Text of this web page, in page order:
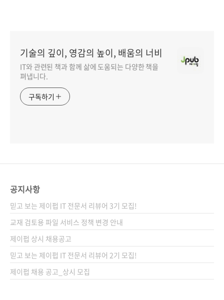
기술의 깊이, 영감의 높이, 배움의 너비
IT와 관련된 책과 함께 삶에 도움되는 다양한 책을
펴냅니다.
구독하기
공지사항
믿고 보는 제이펍 IT 전문서 리뷰어 3기 모집!
교재 검토용 파일 서비스 정책 변경 안내
제이펍 상시 채용공고
믿고 보는 제이펍 IT 전문서 리뷰어 2기 모집!
제이펍 채용 공고_상시 모집